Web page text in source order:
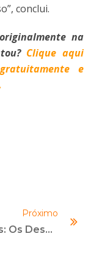
conclui.
na
Clique aqui
e
Próximo
Fraudes: Os Desafios Da Prevenção